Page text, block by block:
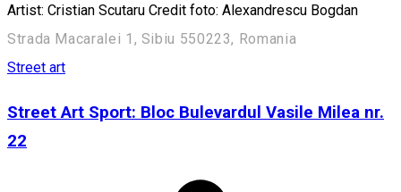
Artist: Cristian Scutaru Credit foto: Alexandrescu Bogdan
Strada Macaralei 1, Sibiu 550223, Romania
Street art
Street Art Sport: Bloc Bulevardul Vasile Milea nr.
22